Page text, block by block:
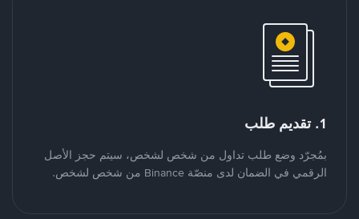
1. تقديم طلب
بمُجرّد وضع طلب تداول من شخص لشخص، سيتم حجز الأصل
الرقمي في الضمان لدى منصّة Binance من شخص لشخص.